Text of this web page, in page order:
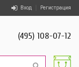
Вход Регистрация
(495) 108-07-12